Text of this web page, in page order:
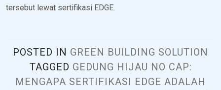
tersebut lewat sertifikasi EDGE.
POSTED IN GREEN BUILDING SOLUTION
TAGGED GEDUNG HIJAU NO CAP:
MENGAPA SERTIFIKASI EDGE ADALAH